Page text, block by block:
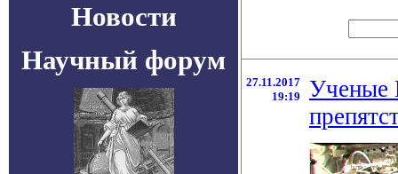
Новости
Научный форум
27.11.2017
19:19
Ученые